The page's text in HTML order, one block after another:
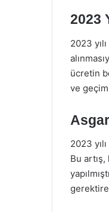
2023
2023
ücretin
ve
2023
Bu